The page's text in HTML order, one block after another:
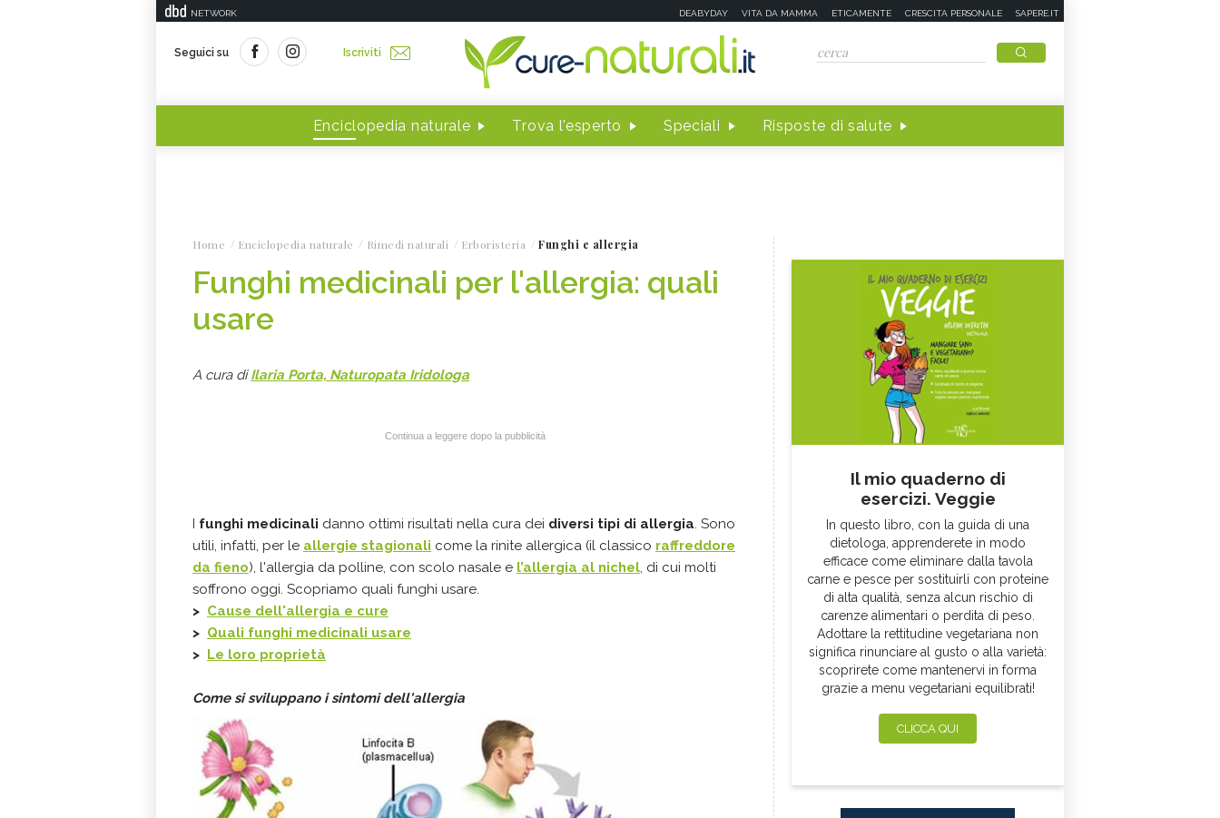
NETWORK DEABYDAY VITA DA MAMMA ETICAMENTE CRESCITA PERSONALE SAPERE.IT
Seguici su Iscriviti
Enciclopedia naturale Trova l'esperto Speciali Risposte di salute
Home Enciclopedia naturale Rimedi naturali Erboristeria Funghi e allergia
Funghi medicinali per l'allergia: quali
usare
A cura diIlaria Porta, Naturopata Iridologa
Continua a leggere dopo la pubblicità
I funghi medicinali danno ottimi risultati nella cura dei diversi tipi di allergia. Sono
utili, infatti, per le allergie stagionali come la rinite allergica (il classico raffreddore
da fieno), l'allergia da polline, con scolo nasale e l’allergia al nichel, di cui molti
soffrono oggi. Scopriamo quali funghi usare.
> Cause dell'allergia e cure
> Quali funghi medicinali usare
> Le loro proprietà
Come si sviluppano i sintomi dell'allergia
Il mio quaderno di
esercizi. Veggie
In questo libro, con la guida di una
dietologa, apprenderete in modo
efficace come eliminare dalla tavola
carne e pesce per sostituirli con proteine
di alta qualità, senza alcun rischio di
carenze alimentari o perdita di peso.
Adottare la rettitudine vegetariana non
significa rinunciare al gusto o alla varietà:
scoprirete come mantenervi in forma
grazie a menu vegetariani equilibrati!
CLICCA QUI